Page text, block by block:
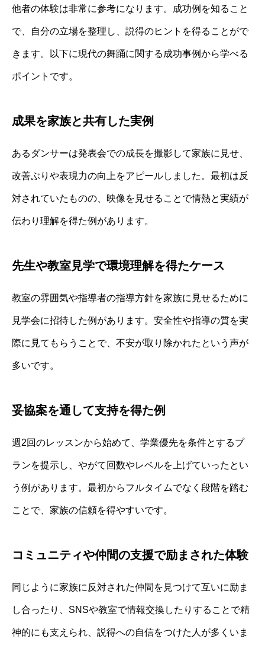
他者の体験は非常に参考になります。成功例を知ること
で、自分の立場を整理し、説得のヒントを得ることがで
きます。以下に現代の舞踊に関する成功事例から学べる
ポイントです。
成果を家族と共有した実例
あるダンサーは発表会での成長を撮影して家族に見せ、
改善ぶりや表現力の向上をアピールしました。最初は反
対されていたものの、映像を見せることで情熱と実績が
伝わり理解を得た例があります。
先生や教室見学で環境理解を得たケース
教室の雰囲気や指導者の指導方針を家族に見せるために
見学会に招待した例があります。安全性や指導の質を実
際に見てもらうことで、不安が取り除かれたという声が
多いです。
妥協案を通して支持を得た例
週2回のレッスンから始めて、学業優先を条件とするプ
ランを提示し、やがて回数やレベルを上げていったとい
う例があります。最初からフルタイムでなく段階を踏む
ことで、家族の信頼を得やすいです。
コミュニティや仲間の支援で励まされた体験
同じように家族に反対された仲間を見つけて互いに励ま
し合ったり、SNSや教室で情報交換したりすることで精
神的にも支えられ、説得への自信をつけた人が多くいま